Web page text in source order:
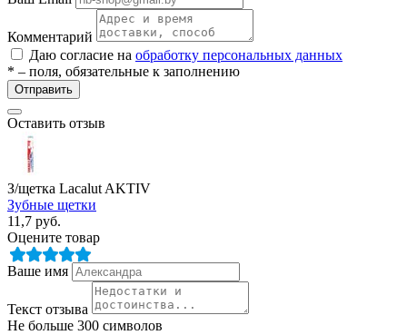
Комментарий
Даю согласие на обработку персональных данных
* – поля, обязательные к заполнению
Отправить
Оставить отзыв
З/щетка Lacalut AKTIV
Зубные щетки
11,7 руб.
Оцените товар
Ваше имя
Текст отзыва
Не больше 300 символов